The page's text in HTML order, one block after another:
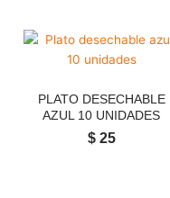
PLATO DESECHABLE
AZUL 10 UNIDADES
$25